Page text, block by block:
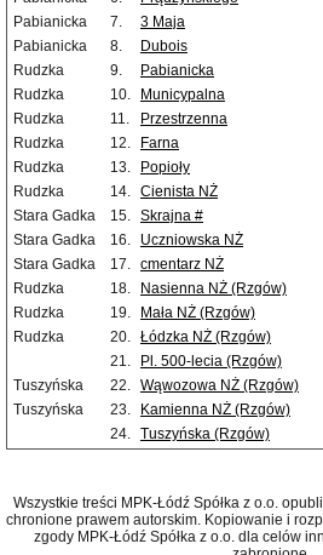
Pabianicka
7. 3 Maja
Pabianicka
8. Dubois
Rudzka
9. Pabianicka
Rudzka
10. Municypalna
Rudzka
11. Przestrzenna
Rudzka
12. Farna
Rudzka
13. Popioły
Rudzka
14. Cienista NŻ
Stara Gadka
15. Skrajna #
Stara Gadka
16. Uczniowska NŻ
Stara Gadka
17. cmentarz NŻ
Rudzka
18. Nasienna NŻ (Rzgów)
Rudzka
19. Mała NŻ (Rzgów)
Rudzka
20. Łódzka NŻ (Rzgów)
21.
Pl. 500-lecia (Rzgów)
Tuszyńska
22. Wąwozowa NŻ (Rzgów)
Tuszyńska
23. Kamienna NŻ (Rzgów)
24. Tuszyńska (Rzgów)
Wszystkie treści MPK-Łódź Spółka z o.o.
chronione prawem autorskim. Kopiowanie i
zgody MPK-Łódź Spółka z o.o. dla celów